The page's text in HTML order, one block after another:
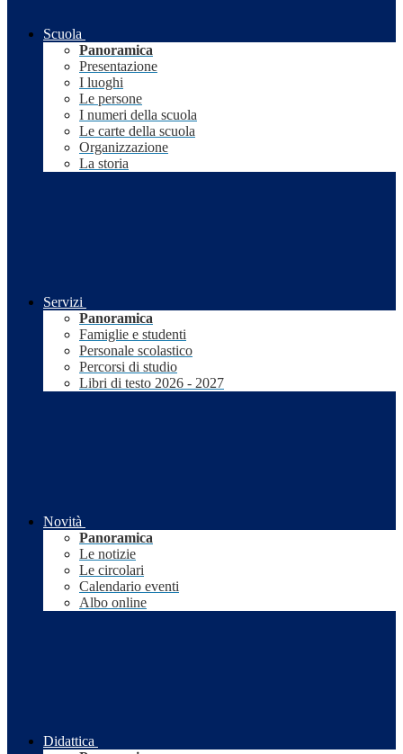
Scuola
Panoramica
Presentazione
I luoghi
Le persone
I numeri della scuola
Le carte della scuola
Organizzazione
La storia
Servizi
Panoramica
Famiglie e studenti
Personale scolastico
Percorsi di studio
Libri di testo 2026 - 2027
Novità
Panoramica
Le notizie
Le circolari
Calendario eventi
Albo online
Didattica